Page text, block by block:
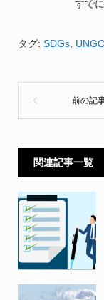
すで
タグ: SDGs, UNGC
関連記事一覧